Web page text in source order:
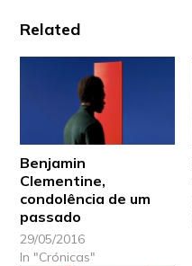
Related
Benjamin
Clementine,
condolência de um
passado
29/05/2016
In "Crónicas"